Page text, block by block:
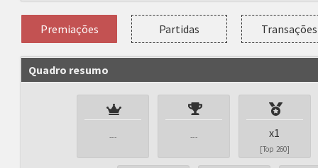
Premiações Partidas Transações
Quadro resumo
--- --- x1
[Top 260]